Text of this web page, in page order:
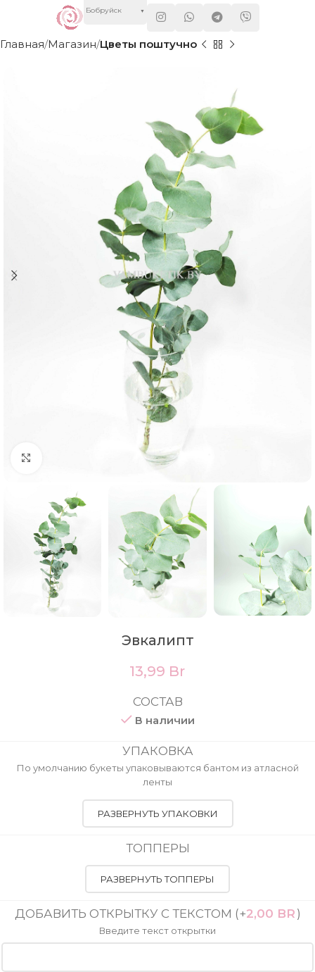
Бобруйск ▼
Главная Магазин Цветы поштучно
Нажмите, чтобы увеличить
Эвкалипт
13,99 Br
СОСТАВ
В наличии
УПАКОВКА
По умолчанию букеты упаковываются бантом из атласной
ленты
РАЗВЕРНУТЬ УПАКОВКИ
ТОППЕРЫ
РАЗВЕРНУТЬ ТОППЕРЫ
ДОБАВИТЬ ОТКРЫТКУ С ТЕКСТОМ (+2,00 BR )
Введите текст открытки